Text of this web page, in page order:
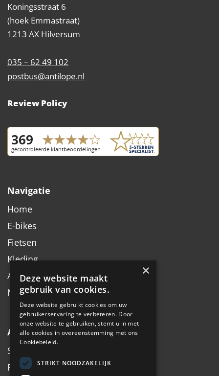
Koningsstraat 6
(hoek Emmastraat)
1213 AX Hilversum
035 – 62 49 102
postbus@antilope.nl
Review Policy
Navigatie
Home
E-bikes
Fietsen
Kleding
Accessoires
Merken
Algemeen
Service
Fiets inruilen
×
Deze website maakt
gebruik van cookies.
Deze website gebruikt cookies om uw
gebruikerservaring te verbeteren. Door
onze website te gebruiken, stemt u in met
alle cookies in overeenstemming met ons
Cookiebeleid.
STRIKT NOODZAKELIJK